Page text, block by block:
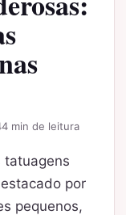
4 min de leitura
tatuagens
por
pequenos,